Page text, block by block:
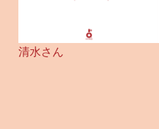
清水さん